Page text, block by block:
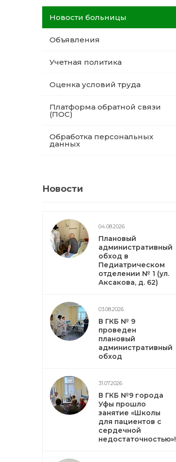
Новости больницы
Объявления
Учетная политика
Оценка условий труда
Платформа обратной связи
(ПОС)
Обработка персональных
данных
Новости
04.08.2026
Плановый
административный
обход в
Педиатрическом
отделении № 1 (ул.
Аксакова, д. 62)
03.08.2026
В ГКБ № 9
проведен
плановый
административный
обход
31.07.2026
В ГКБ №9 города
Уфы прошло
занятие «Школы
для пациентов с
сердечной
недостаточностью»!